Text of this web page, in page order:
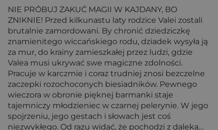
NIE PRÓBUJ ZAKUĆ MAGII W KAJDANY, BO
ZNIKNIE! Przed kilkunastu laty rodzice Valei zostali
brutalnie zamordowani. By chronić dziedziczkę
znamienitego wiccańskiego rodu, dziadek wysyła ją
za mur, do krainy zamieszkałej przez ludzi, gdzie
Valea musi ukrywać swe magiczne zdolności.
Pracuje w karczmie i coraz trudniej znosi bezczelne
zaczepki rozochoconych biesiadników. Pewnego
wieczora w obronie pięknej barmanki staje
tajemniczy młodzieniec w czarnej pelerynie. W jego
spojrzeniu, jego gestach i słowach jest coś
niezwykłego. Od razu widać, że pochodzi z daleka…